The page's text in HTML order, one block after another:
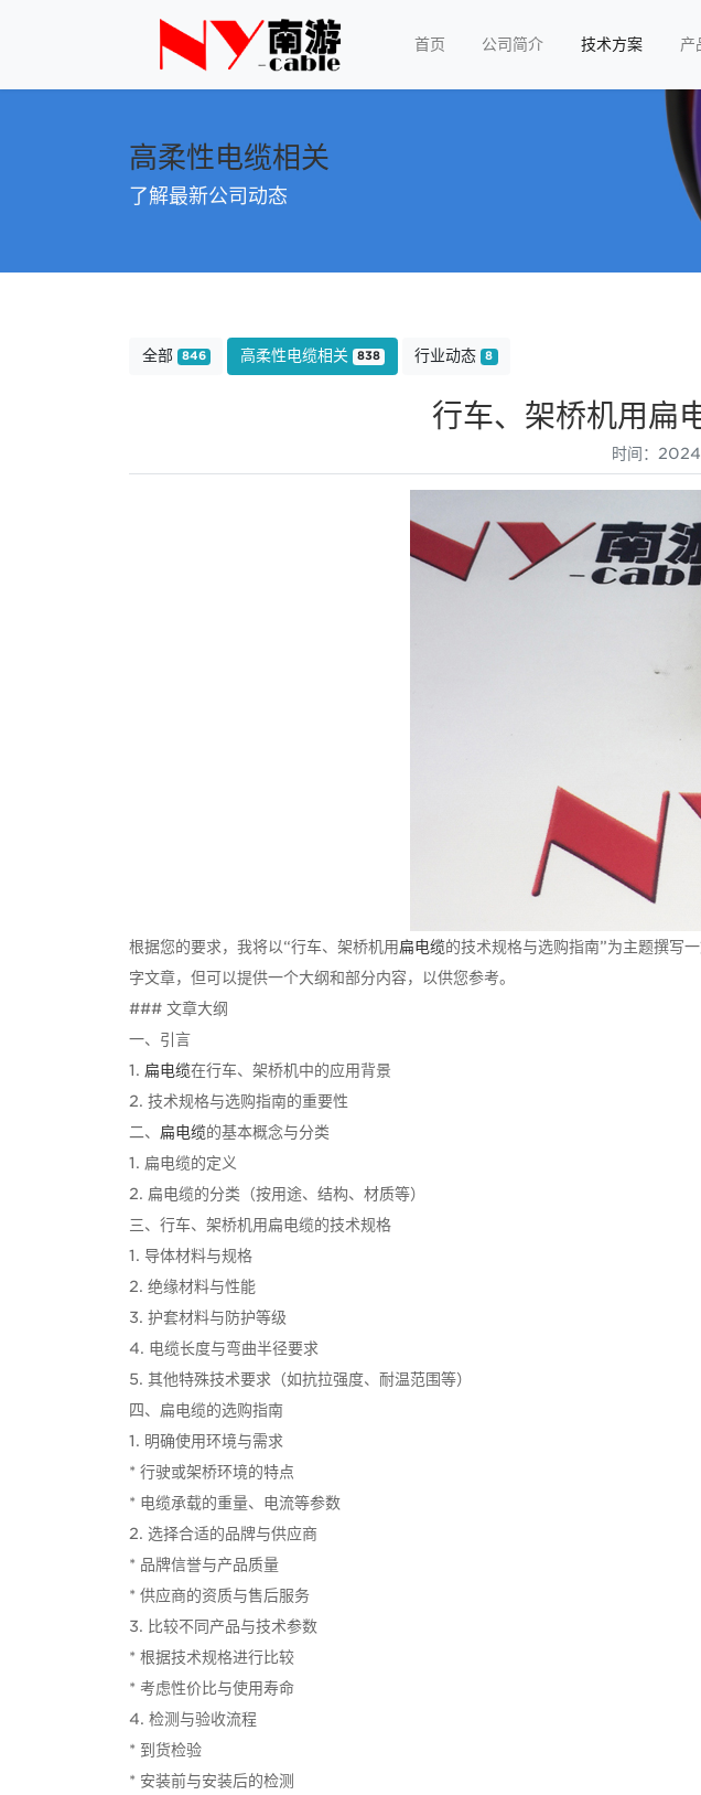
首页 公司简介 技术方案 产
高柔性电缆相关
了解最新公司动态
全部 846 高柔性电缆相关 838 行业动态 8
行车、架桥机用扁
时间：
根据您的要求，我将以“行车、架桥机用扁电缆的技术规格与选购指南”为主题撰写
字文章，但可以提供一个大纲和部分内容，以供您参考。
### 文章大纲
一、引言
1. 扁电缆在行车、架桥机中的应用背景
2. 技术规格与选购指南的重要性
二、 扁电缆的基本概念与分类
1. 扁电缆的定义
2. 扁电缆的分类（按用途、结构、材质等）
三、行车、架桥机用扁电缆的技术规格
1. 导体材料与规格
2. 绝缘材料与性能
3. 护套材料与防护等级
4. 电缆长度与弯曲半径要求
5. 其他特殊技术要求（如抗拉强度、耐温范围等）
四、扁电缆的选购指南
1. 明确使用环境与需求
* 行驶或架桥环境的特点
* 电缆承载的重量、电流等参数
2. 选择合适的品牌与供应商
* 品牌信誉与产品质量
* 供应商的资质与售后服务
3. 比较不同产品与技术参数
* 根据技术规格进行比较
* 考虑性价比与使用寿命
4. 检测与验收流程
* 到货检验
* 安装前与安装后的检测